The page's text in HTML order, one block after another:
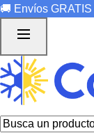
🚚 Envíos GRATIS